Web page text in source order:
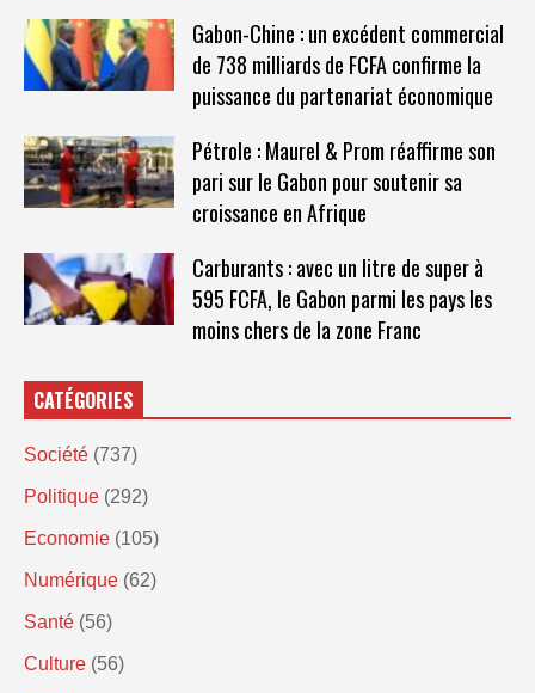
Gabon-Chine : un excédent commercial
de 738 milliards de FCFA confirme la
puissance du partenariat économique
Pétrole : Maurel & Prom réaffirme son
pari sur le Gabon pour soutenir sa
croissance en Afrique
Carburants : avec un litre de super à
595 FCFA, le Gabon parmi les pays les
moins chers de la zone Franc
CATÉGORIES
Société (737)
Politique (292)
Economie (105)
Numérique (62)
Santé (56)
Culture (56)